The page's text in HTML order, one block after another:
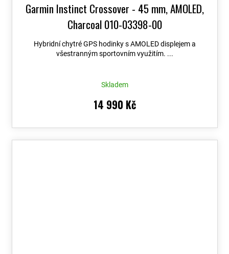
Garmin Instinct Crossover - 45 mm, AMOLED,
Charcoal 010-03398-00
Hybridní chytré GPS hodinky s AMOLED displejem a
všestranným sportovním využitím. ...
Skladem
14 990 Kč